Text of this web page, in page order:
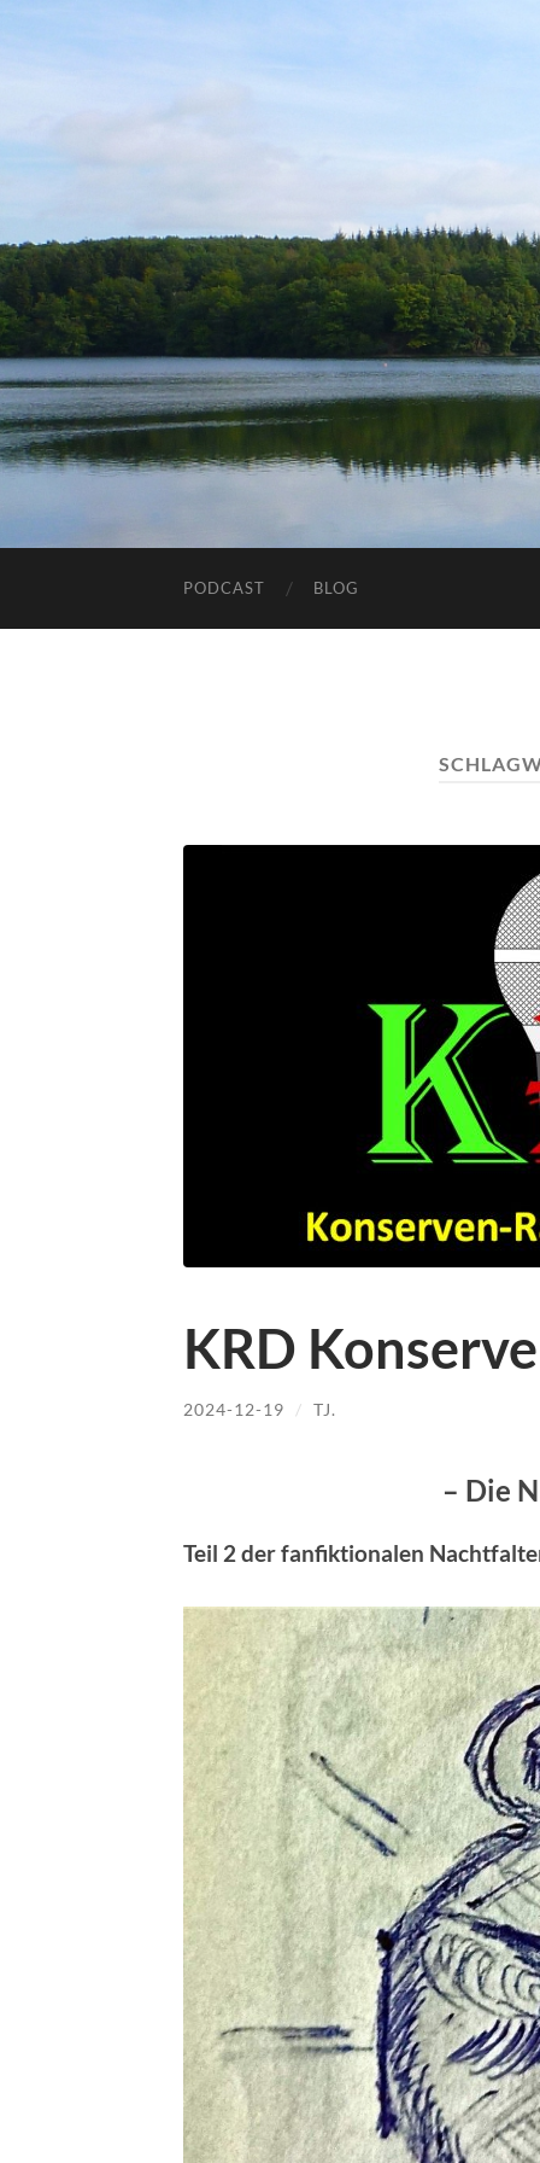
PODCAST BLOG
KRD
2024-12-19 / TJ.
– Die
Teil 2 der fanfiktionalen